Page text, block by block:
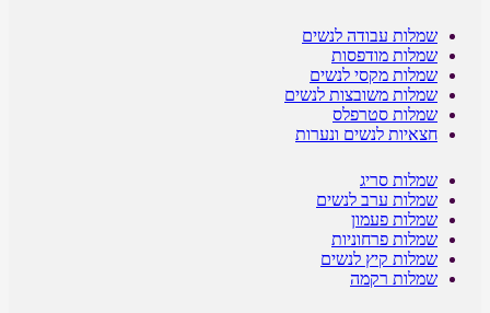
שמלות עבודה לנשים
שמלות מודפסות
שמלות מקסי לנשים
שמלות משובצות לנשים
שמלות סטרפלס
חצאיות לנשים ונערות
שמלות סריג
שמלות ערב לנשים
שמלות פעמון
שמלות פרחוניות
שמלות קיץ לנשים
שמלות רקמה